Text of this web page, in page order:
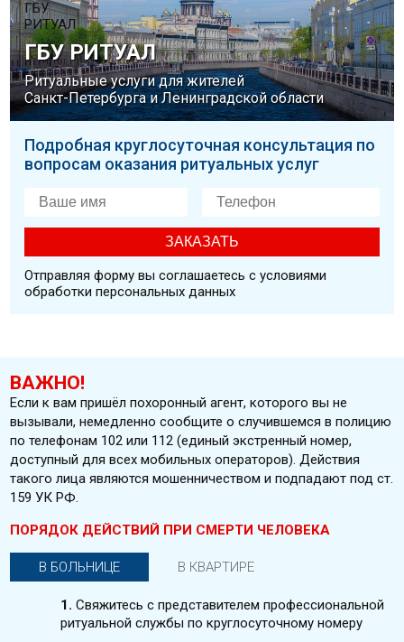
ГБУ РИТУАЛ
Ритуальные услуги для жителей
Санкт-Петербурга и Ленинградской области
Подробная круглосуточная консультация по
вопросам оказания ритуальных услуг
Отправляя форму вы соглашаетесь с условиями
обработки персональных данных
ВАЖНО!
Если к вам пришёл похоронный агент, которого вы не
вызывали, немедленно сообщите о случившемся в полицию
по телефонам 102 или 112 (единый экстренный номер,
доступный для всех мобильных операторов). Действия
такого лица являются мошенничеством и подпадают под ст.
159 УК РФ.
ПОРЯДОК ДЕЙСТВИЙ ПРИ СМЕРТИ ЧЕЛОВЕКА
В БОЛЬНИЦЕ В КВАРТИРЕ
1. Свяжитесь с представителем профессиональной
ритуальной службы по круглосуточному номеру